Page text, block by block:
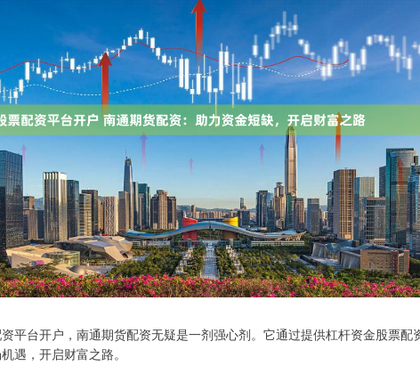
平台开户，南通期货配资无疑是一剂强心剂。它通过提供杠杆资金股票配
遇，开启财富之路。